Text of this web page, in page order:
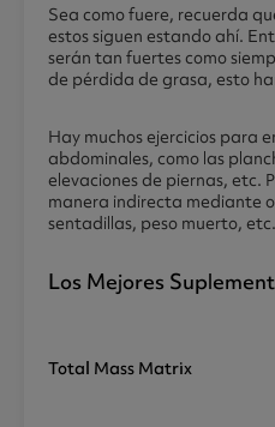
Sea como fuere, recuerda
estos siguen estando ahí.
serán tan fuertes como
de pérdida de grasa, esto
Hay muchos ejercicios para
abdominales, como las
elevaciones de piernas, etc.
manera indirecta mediante
sentadillas, peso muerto, etc.
Los Mejores
Total Mass Matrix